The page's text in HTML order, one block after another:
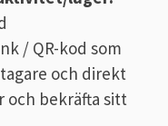
/ QR-kod som
och direkt
och bekräfta sitt